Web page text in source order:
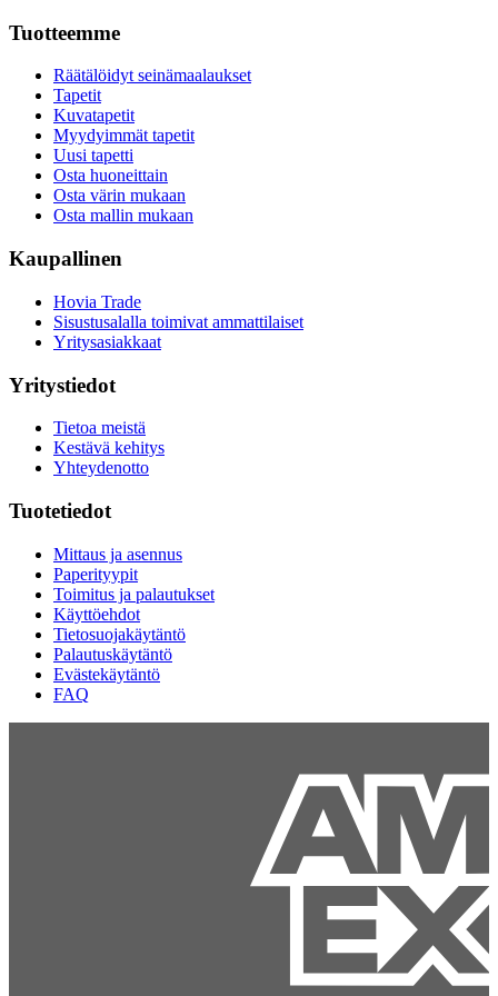
Tuotteemme
Räätälöidyt seinämaalaukset
Tapetit
Kuvatapetit
Myydyimmät tapetit
Uusi tapetti
Osta huoneittain
Osta värin mukaan
Osta mallin mukaan
Kaupallinen
Hovia Trade
Sisustusalalla toimivat ammattilaiset
Yritysasiakkaat
Yritystiedot
Tietoa meistä
Kestävä kehitys
Yhteydenotto
Tuotetiedot
Mittaus ja asennus
Paperityypit
Toimitus ja palautukset
Käyttöehdot
Tietosuojakäytäntö
Palautuskäytäntö
Evästekäytäntö
FAQ